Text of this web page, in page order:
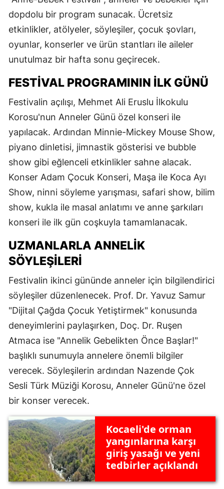
dopdolu bir program sunacak. Ücretsiz
etkinlikler, atölyeler, söyleşiler, çocuk şovları,
oyunlar, konserler ve ürün stantları ile aileler
unutulmaz bir hafta sonu geçirecek.
FESTIVAL PROGRAMININ İLK GÜNÜ
Festivalin açılışı, Mehmet Ali Eruslu İlkokulu
Korosu'nun Anneler Günü özel konseri ile
yapılacak. Ardından Minnie-Mickey Mouse Show,
piyano dinletisi, jimnastik gösterisi ve bubble
show gibi eğlenceli etkinlikler sahne alacak.
Konser Adam Çocuk Konseri, Maşa ile Koca Ayı
Show, ninni söyleme yarışması, safari show, bilim
show, kukla ile masal anlatımı ve anne şarkıları
konseri ile ilk gün coşkuyla tamamlanacak.
UZMANLARLA ANNELIK
SÖYLEŞILERI
Festivalin ikinci gününde anneler için bilgilendirici
söyleşiler düzenlenecek. Prof. Dr. Yavuz Samur
"Dijital Çağda Çocuk Yetiştirmek" konusunda
deneyimlerini paylaşırken, Doç. Dr. Ruşen
Atmaca ise "Annelik Gebelikten Önce Başlar!"
başlıklı sunumuyla annelere önemli bilgiler
verecek. Söyleşilerin ardından Nazende Çok
Sesli Türk Müziği Korosu, Anneler Günü'ne özel
bir konser verecek.
Kocaeli'de orman
yangınlarına karşı
giriş yasağı ve yeni
tedbirler açıklandı